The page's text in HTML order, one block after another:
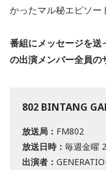
かったマル秘エピソー
番組にメッセージを送
の出演メンバー全員の
802 BINTANG
放送局： FM802
放送日時： 毎週金曜
出演者：